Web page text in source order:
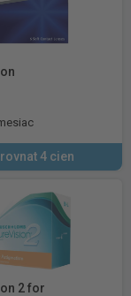
4 cien
2 for